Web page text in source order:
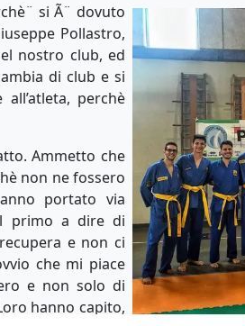
si Ã¨ dovuto
Pollastro,
nostro club, ed
di club e si
perchè
Ammetto che
non ne fossero
portato via
primo a dire di
e non ci
che mi piace
e non solo di
hanno capito,